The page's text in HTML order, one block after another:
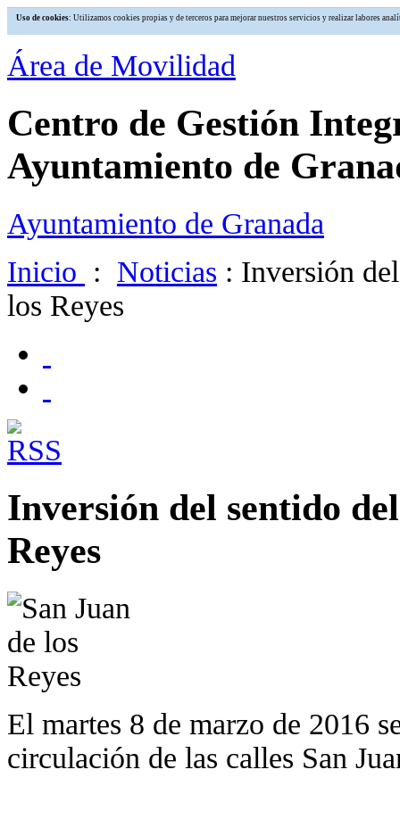
Uso de cookies: Utilizamos cookies propias y de terceros para mejorar nuestros servicios y realizar labores
Área de Movilidad
Centro de Gestión
Ayuntamiento de
Ayuntamiento de Granada
Inicio : Noticias : Inversión
los Reyes
Inversión del sentido
Reyes
El martes 8 de marzo de 2016
circulación de las calles San